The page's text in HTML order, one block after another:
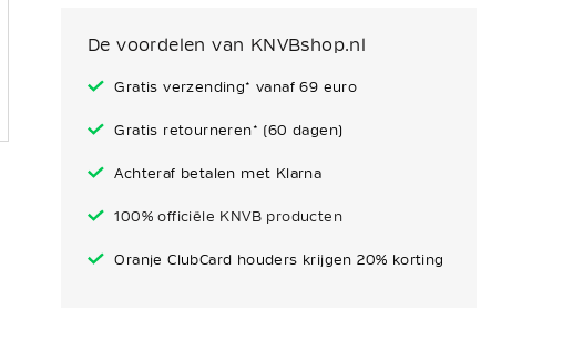
De voordelen van KNVBshop.nl
Gratis verzending* vanaf 69 euro
Gratis retourneren* (60 dagen)
Achteraf betalen met Klarna
100% officiële KNVB producten
Oranje ClubCard houders krijgen 20% korting